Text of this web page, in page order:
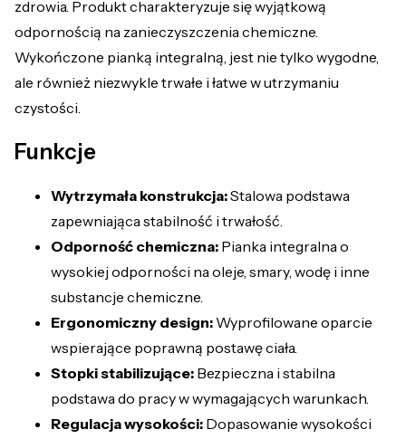
zdrowia. Produkt charakteryzuje się wyjątkową
odpornością na zanieczyszczenia chemiczne.
Wykończone pianką integralną, jest nie tylko wygodne,
ale również niezwykle trwałe i łatwe w utrzymaniu
czystości.
Funkcje
Wytrzymała konstrukcja:Stalowa podstawa
zapewniająca stabilność i trwałość.
Odporność chemiczna: Pianka integralna o
wysokiej odporności na oleje, smary, wodę i inne
substancje chemiczne.
Ergonomiczny design: Wyprofilowane oparcie
wspierające poprawną postawę ciała.
Stopki stabilizujące: Bezpieczna i stabilna
podstawa do pracy w wymagających warunkach.
Regulacja wysokości: Dopasowanie wysokości